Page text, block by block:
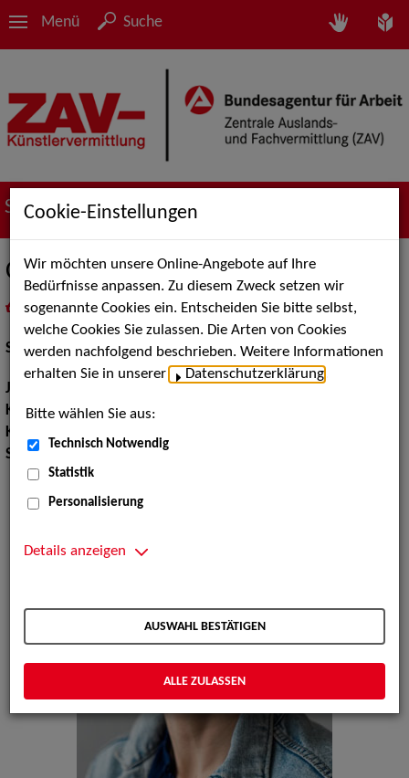
Menü Suche
Suche nach Künstler*innen
Carolin Conrad
als PDF speichern
inMeine Merklistelegen
Schauspiel:Film und TV
Jahrgang:
Körpergröße:170 cm
Konfektionsgröße:
Sprachen:
Englisch, Französisch
Cookie-Einstellungen
Wir möchten unsere Online-Angebote auf Ihre
Bedürfnisse anpassen. Zu diesem Zweck setzen wir
sogenannte Cookies ein. Entscheiden Sie bitte selbst,
welche Cookies Sie zulassen. Die Arten von Cookies
werden nachfolgend beschrieben. Weitere Informationen
erhalten Sie in unserer
Datenschutzerklärung
Bitte wählen Sie aus:
Technisch Notwendig
Statistik
Personalisierung
Details anzeigen
AUSWAHL BESTÄTIGEN
ALLE ZULASSEN